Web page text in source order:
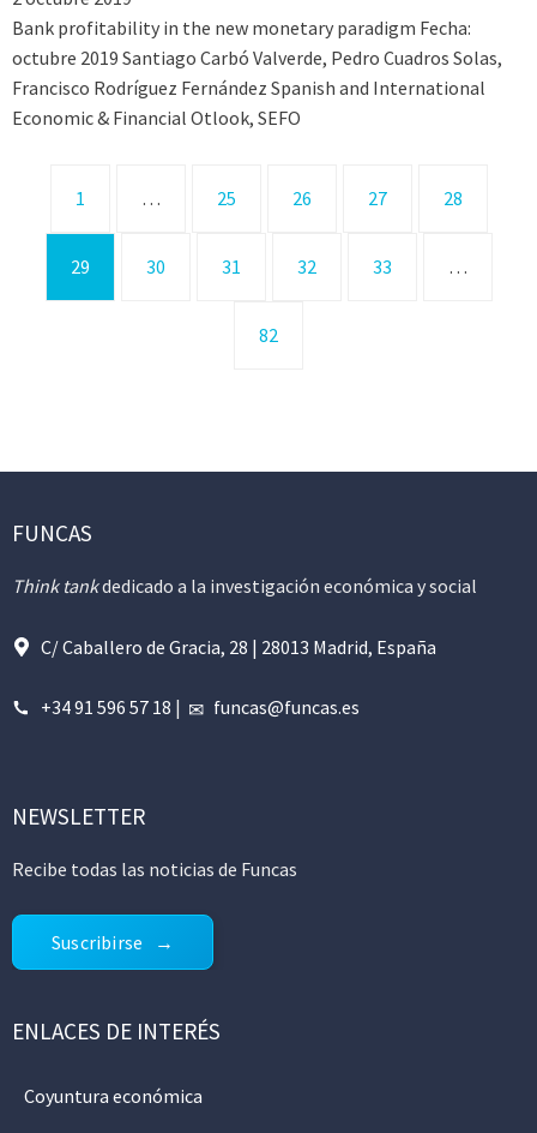
Bank profitability in the new monetary paradigm Fecha:
octubre 2019 Santiago Carbó Valverde, Pedro Cuadros Solas,
Francisco Rodríguez Fernández Spanish and International
Economic & Financial Otlook, SEFO
1 … 25 26 27 28
29 30 31 32 33 …
82
FUNCAS
Think tankdedicado a la investigación económica y social
C/ Caballero de Gracia, 28 | 28013 Madrid, España
+34 91 596 57 18 | funcas@funcas.es
NEWSLETTER
Recibe todas las noticias de Funcas
Suscribirse
ENLACES DE INTERÉS
Coyuntura económica